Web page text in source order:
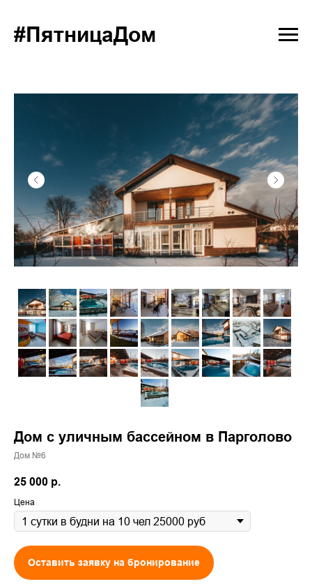
#ПятницаДом
Дом с уличным бассейном в Парголово
Дом №6
25 000 р.
Цена
Оставить заявку на бронирование